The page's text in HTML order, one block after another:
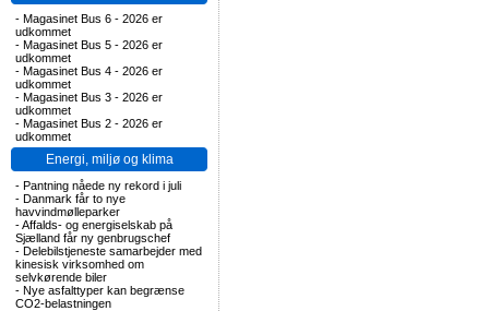
- Magasinet Bus 6 - 2026 er
udkommet
- Magasinet Bus 5 - 2026 er
udkommet
- Magasinet Bus 4 - 2026 er
udkommet
- Magasinet Bus 3 - 2026 er
udkommet
- Magasinet Bus 2 - 2026 er
udkommet
Energi, miljø og klima
- Pantning nåede ny rekord i juli
- Danmark får to nye
havvindmølleparker
-Affalds- og energiselskab på
Sjælland får ny genbrugschef
- Delebilstjeneste samarbejder med
kinesisk virksomhed om
selvkørende biler
- Nye asfalttyper kan begrænse
CO2-belastningen